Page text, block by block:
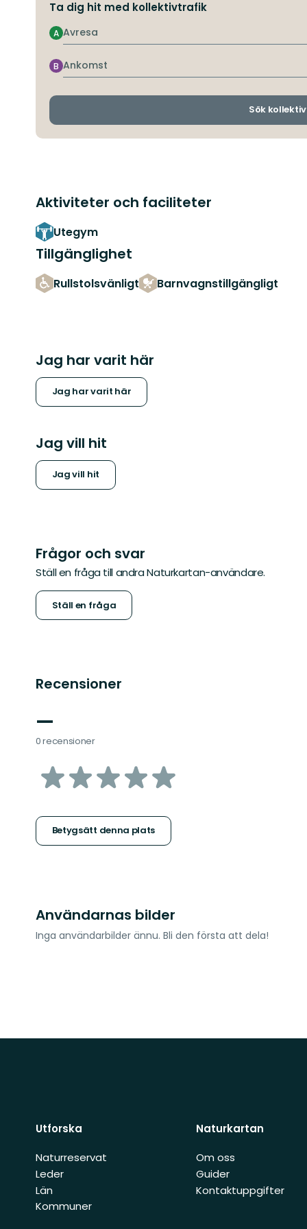
Ta dig hit med kollektivtrafik
Avresa
A
Ankomst
B
Sök
Aktiviteter och faciliteter
Utegym
Tillgänglighet
Rullstolsvänligt Barnvagnstillgängligt
Jag har varit här
Jag har varit här
Jag vill hit
Jag vill hit
Frågor och svar
Ställ en fråga till andra Naturkartan-användare.
Ställ en fråga
Recensioner
—
0 recensioner
av
stjärnor
Betygsätt denna plats
Användarnas bilder
Inga användarbilder ännu. Bli den första att dela!
Utforska
Naturreservat
Leder
Län
Kommuner
Naturkartan
Om oss
Guider
Kontaktuppgifter